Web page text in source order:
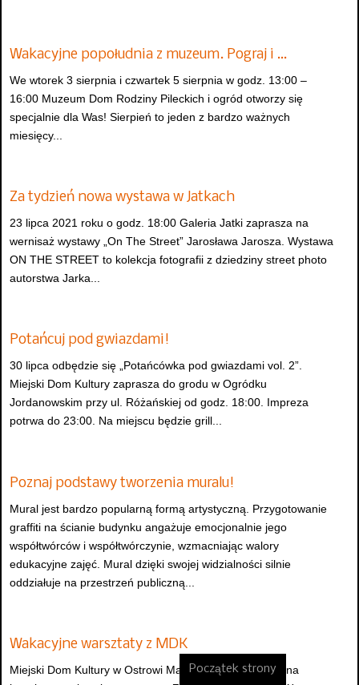
Wakacyjne popołudnia z muzeum. Pograj i …
We wtorek 3 sierpnia i czwartek 5 sierpnia w godz. 13:00 –
16:00 Muzeum Dom Rodziny Pileckich i ogród otworzy się
specjalnie dla Was! Sierpień to jeden z bardzo ważnych
miesięcy...
Za tydzień nowa wystawa w Jatkach
23 lipca 2021 roku o godz. 18:00 Galeria Jatki zaprasza na
wernisaż wystawy „On The Street” Jarosława Jarosza. Wystawa
ON THE STREET to kolekcja fotografii z dziedziny street photo
autorstwa Jarka...
Potańcuj pod gwiazdami!
30 lipca odbędzie się „Potańcówka pod gwiazdami vol. 2”.
Miejski Dom Kultury zaprasza do grodu w Ogródku
Jordanowskim przy ul. Różańskiej od godz. 18:00. Impreza
potrwa do 23:00. Na miejscu będzie grill...
Poznaj podstawy tworzenia muralu!
Mural jest bardzo popularną formą artystyczną. Przygotowanie
graffiti na ścianie budynku angażuje emocjonalnie jego
współtwórców i współtwórczynie, wzmacniając walory
edukacyjne zajęć. Mural dzięki swojej widzialności silnie
oddziałuje na przestrzeń publiczną...
Wakacyjne warsztaty z MDK
Miejski Dom Kultury w Ostrowi Mazowieckiej zaprasza na
Początek strony